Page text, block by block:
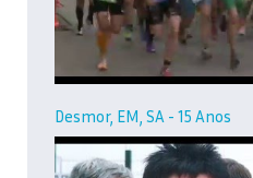
Desmor, EM, SA - 15 Anos